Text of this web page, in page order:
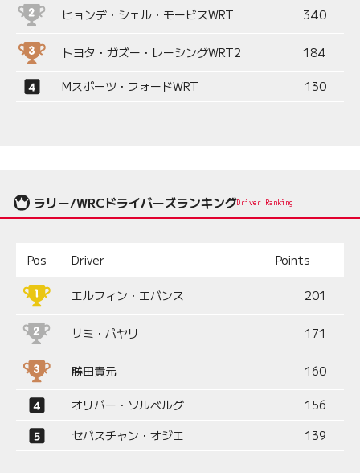
ヒョンデ・シェル・モービスWRT 340
トヨタ・ガズー・レーシングWRT2 184
Mスポーツ・フォードWRT 130
ラリー/WRCドライバーズランキングDriver Ranking
Pos Driver Points
エルフィン・エバンス 201
サミ・パヤリ 171
勝田貴元 160
オリバー・ソルベルグ
156
セバスチャン・オジエ
139